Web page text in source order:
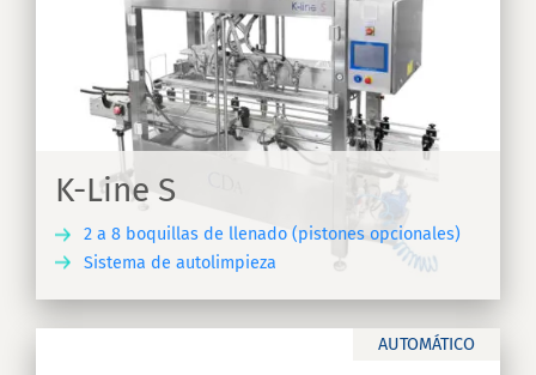
K-Line S
2 a 8 boquillas de llenado (pistones opcionales)
Sistema de autolimpieza
AUTOMÁTICO